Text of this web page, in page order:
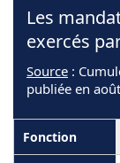
Les
exercés
Source :
publiée en